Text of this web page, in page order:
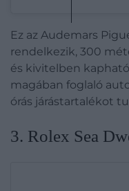
Ez az Audemars
rendelkezik, 300
és kivitelben
magában foglaló
órás járástartalékot
3. Rolex Sea